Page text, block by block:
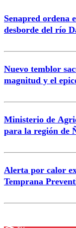
Senapred ordena
desborde del río
Nuevo temblor
magnitud y el
Ministerio de
para la región de
Alerta por calor
Temprana